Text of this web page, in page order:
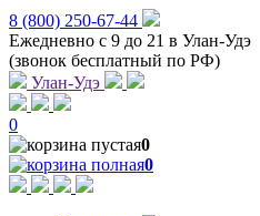
8 (800) 250-67-44
Ежедневно с 9 до 21 в Улан-Удэ
(звонок бесплатный по РФ)
Улан-Удэ
0
0
0